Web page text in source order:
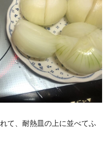
て、耐熱皿の上に並べてふ